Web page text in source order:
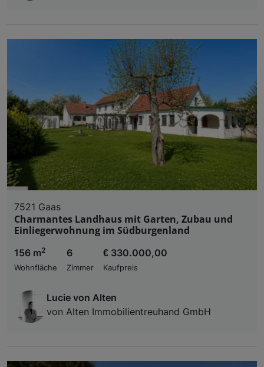
7521 Gaas
Charmantes Landhaus mit Garten, Zubau und
Einliegerwohnung im Südburgenland
156 m2
Wohnfläche
6
Zimmer
€ 330.000,00
Kaufpreis
Lucie von Alten
von Alten Immobilientreuhand GmbH